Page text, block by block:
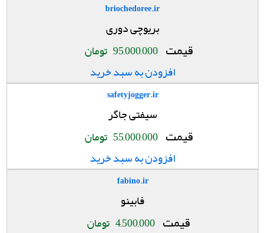
briochedoree.ir
بریوچی دوری
قیمت 95,000,000 تومان
افزودن به سبد خرید
safetyjogger.ir
سیفتی جاگر
قیمت 55,000,000 تومان
افزودن به سبد خرید
fabino.ir
فابینو
قیمت 4,500,000 تومان